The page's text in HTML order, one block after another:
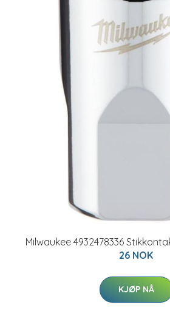
Milwaukee 4932478336
26 NOK
KJØP NÅ